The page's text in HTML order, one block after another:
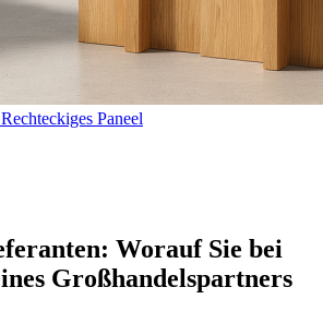
Paneel
Worauf Sie bei
Großhandelspartners